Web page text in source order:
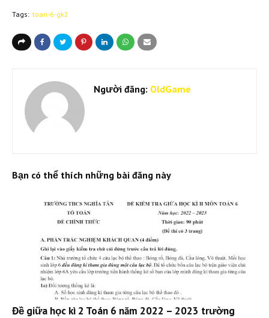
Tags: toan-6-gk2
Người đăng: OldGame
Bạn có thể thích những bài đăng này
Đề giữa học kì 2 Toán 6 năm 2022 – 2023 trường